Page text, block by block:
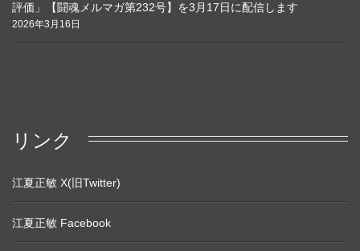
評価」【闘魂メルマガ第232号】を3月17日に配信します
2026年3月16日
リンク
江夏正敏 X(旧Twitter)
江夏正敏 Facebook